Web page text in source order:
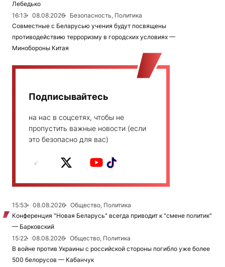
Лебедько
16:13
08.08.2026
Безопасность, Политика
Совместные с Беларусью учения будут посвящены
противодействию терроризму в городских условиях —
Минобороны Китая
Подписывайтесь
на нас в соцсетях, чтобы не
пропустить важные новости (если
это безопасно для вас)
15:53 08.08.2026
Общество, Политика
Конференция "Новая Беларусь" всегда приводит к "смене политик"
— Барковский
15:22
08.08.2026
Общество, Политика
В войне против Украины с российской стороны погибло уже более
500 белорусов — Кабанчук